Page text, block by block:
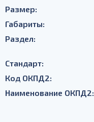
Размер:
Габариты:
Раздел:
Стандарт:
Код ОКПД2:
Наименование ОКПД2: